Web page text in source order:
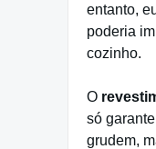
entanto,
poderia
cozinho.
O
só
grudem,